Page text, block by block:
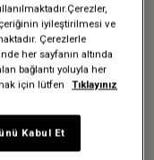
SIRT
içeriğinin iyileştirilmesi ve
Çerezlerle
her sayfanın altında
bağlantı yoluyla her
için lütfen
Tıklayınız
Kabul Et